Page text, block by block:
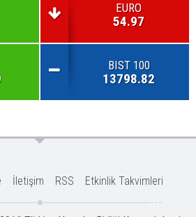
EURO
54.97
BIST 100
13798.82
İletişim RSS Etkinlik Takvimleri